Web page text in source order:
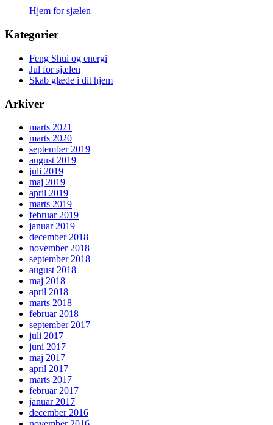
Hjem for sjælen
Kategorier
Feng Shui og energi
Jul for sjælen
Skab glæde i dit hjem
Arkiver
marts 2021
marts 2020
september 2019
august 2019
juli 2019
maj 2019
april 2019
marts 2019
februar 2019
januar 2019
december 2018
november 2018
september 2018
august 2018
maj 2018
april 2018
marts 2018
februar 2018
september 2017
juli 2017
juni 2017
maj 2017
april 2017
marts 2017
februar 2017
januar 2017
december 2016